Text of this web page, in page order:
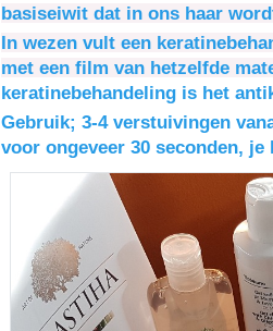
basiseiwit dat in ons haar
In wezen vult een
met een film van hetzelfde
keratinebehandeling is het
Gebruik; 3-4 verstuivingen
voor ongeveer 30 seconden,